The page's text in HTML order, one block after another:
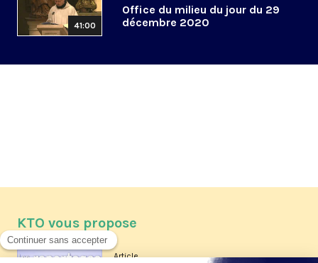
41:00
Office du milieu du jour du 29
décembre 2020
KTO vous propose
Article